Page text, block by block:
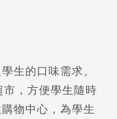
生的口味需求。
，方便學生隨時
物中心，為學生